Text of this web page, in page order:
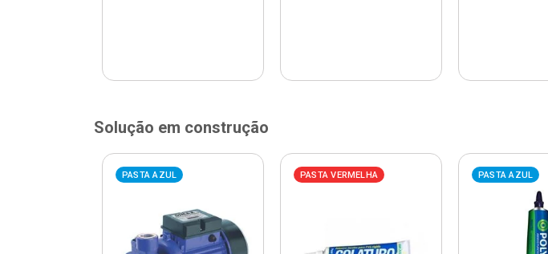
Solução em construção
PASTA AZUL PASTA VERMELHA PASTA AZUL